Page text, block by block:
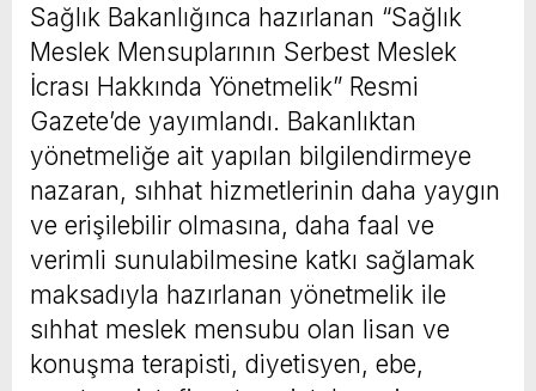
Sağlık Bakanlığınca hazırlanan “Sağlık
Meslek Mensuplarının Serbest Meslek
İcrası Hakkında Yönetmelik” Resmi
Gazete’de yayımlandı. Bakanlıktan
yönetmeliğe ait yapılan bilgilendirmeye
nazaran, sıhhat hizmetlerinin daha yaygın
ve erişilebilir olmasına, daha faal ve
verimli sunulabilmesine katkı sağlamak
maksadıyla hazırlanan yönetmelik ile
sıhhat meslek mensubu olan lisan ve
konuşma terapisti, diyetisyen, ebe,